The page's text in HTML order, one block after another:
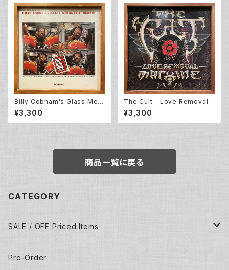
Billy Cobham's Glass Men
agerie – Smokin' (LP)
¥3,300
The Cult – Love Removal
Machine (12EP)
¥3,300
商品一覧に戻る
CATEGORY
SALE / OFF Priced Items
Dead Stocks
Pre-Order